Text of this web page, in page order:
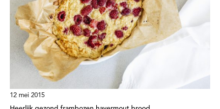
12 mei 2015